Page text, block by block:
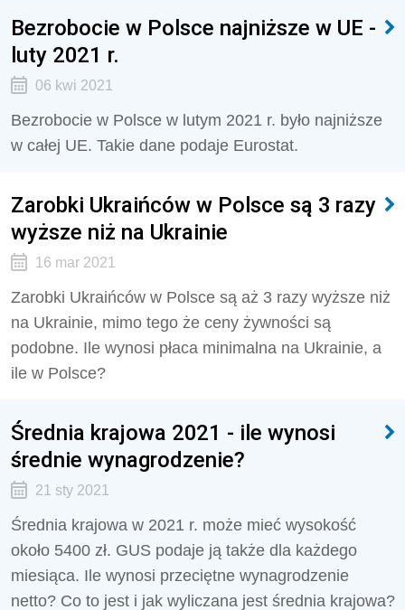
Bezrobocie w Polsce najniższe w UE -
luty 2021 r.
06 kwi 2021
Bezrobocie w Polsce w lutym 2021 r. było najniższe
w całej UE. Takie dane podaje Eurostat.
Zarobki Ukraińców w Polsce są 3 razy
wyższe niż na Ukrainie
16 mar 2021
Zarobki Ukraińców w Polsce są aż 3 razy wyższe niż
na Ukrainie, mimo tego że ceny żywności są
podobne. Ile wynosi płaca minimalna na Ukrainie, a
ile w Polsce?
Średnia krajowa 2021 - ile wynosi
średnie wynagrodzenie?
21 sty 2021
Średnia krajowa w 2021 r. może mieć wysokość
około 5400 zł. GUS podaje ją także dla każdego
miesiąca. Ile wynosi przeciętne wynagrodzenie
netto? Co to jest i jak wyliczana jest średnia krajowa?